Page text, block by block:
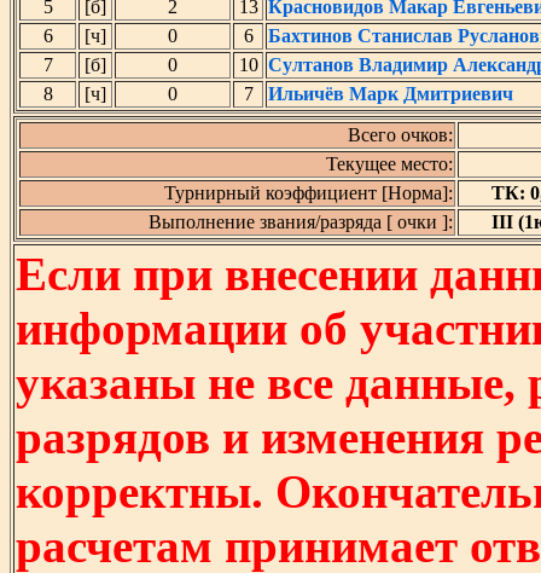
5
[б] 2 13 Красновидов Макар
6
[ч] 0 6
Бахтинов Станислав
7
[б] 0 10 Султанов Владимир
8
[ч] 0 7
Ильичёв Марк Дмитриевич
Всего очков:
Текущее место:
Турнирный коэффициент [Норма]:
ТК:
Выполнение звания/разряда [ очки ]:
III
Если при внесении
информации об
указаны не все
разрядов и изменения
корректны.
расчетам принимает